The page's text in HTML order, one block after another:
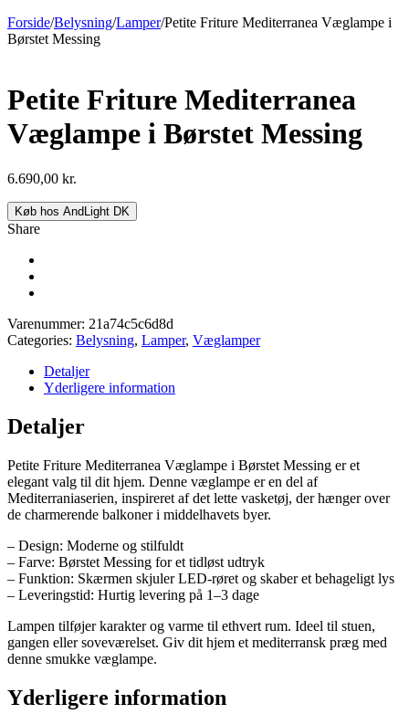
Forside/Belysning/Lamper/Petite Friture Mediterranea Væglampe i
Børstet Messing
Petite Friture Mediterranea
Væglampe i Børstet Messing
6.690,00 kr.
Køb hos AndLight DK
Share
Varenummer: 21a74c5c6d8d
Categories: Belysning, Lamper, Væglamper
Detaljer
Yderligere information
Detaljer
Petite Friture Mediterranea Væglampe i Børstet Messing er et
elegant valg til dit hjem. Denne væglampe er en del af
Mediterraniaserien, inspireret af det lette vasketøj, der hænger over
de charmerende balkoner i middelhavets byer.
– Design: Moderne og stilfuldt
– Farve: Børstet Messing for et tidløst udtryk
– Funktion: Skærmen skjuler LED-røret og skaber et behageligt lys
– Leveringstid: Hurtig levering på 1–3 dage
Lampen tilføjer karakter og varme til ethvert rum. Ideel til stuen,
gangen eller soveværelset. Giv dit hjem et mediterransk præg med
denne smukke væglampe.
Yderligere information